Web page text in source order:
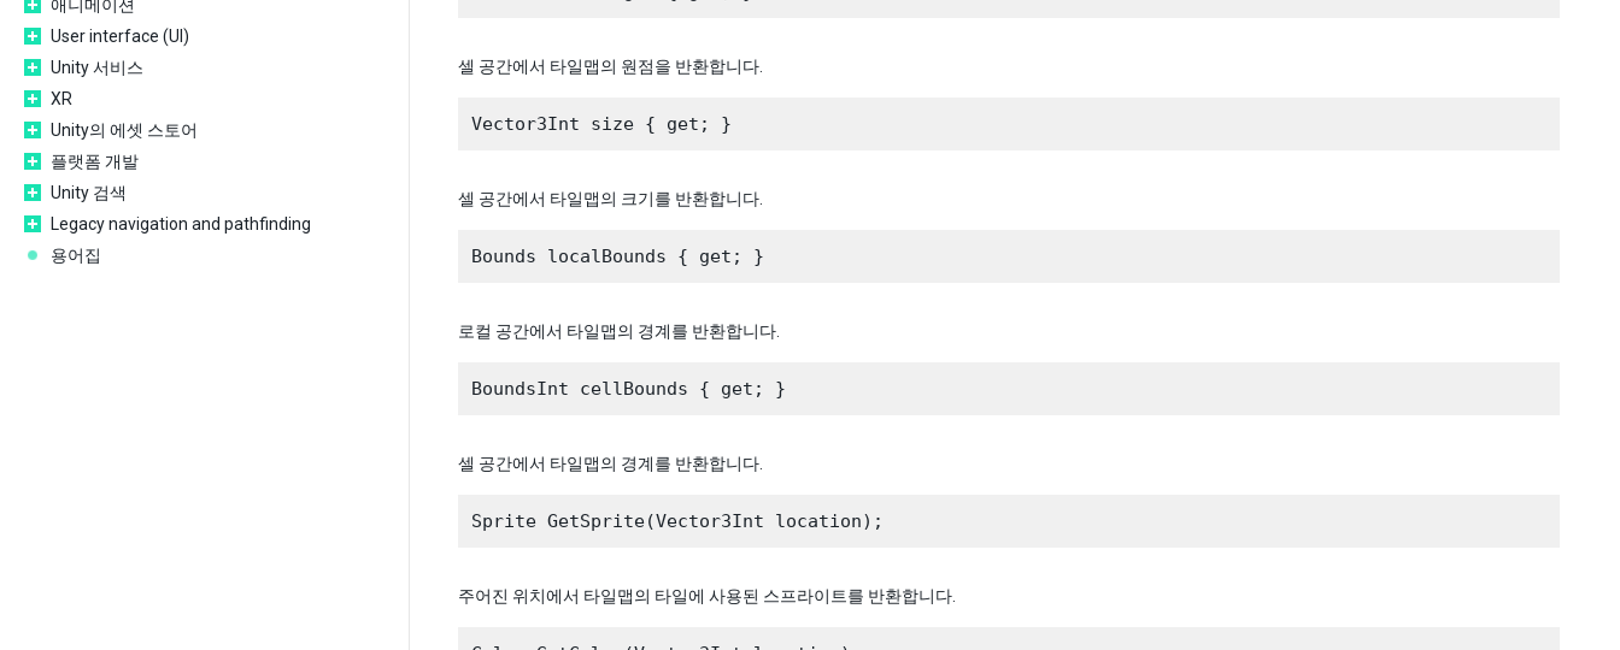
애니메이션
User interface (UI)
Unity 서비스
XR
Unity의 에셋 스토어
플랫폼 개발
Unity 검색
Legacy navigation and pathfinding
용어집
셀 공간에서 타일맵의 원점을 반환합니다.
셀 공간에서 타일맵의 크기를 반환합니다.
로컬 공간에서 타일맵의 경계를 반환합니다.
셀 공간에서 타일맵의 경계를 반환합니다.
주어진 위치에서 타일맵의 타일에 사용된 스프라이트를 반환합니다.